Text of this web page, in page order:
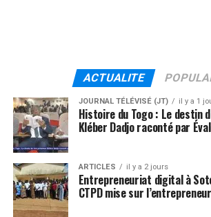
ACTUALITE
JOURNAL TÉLÉVISÉ (JT) il y a 1
Histoire du Togo : Le destin
Kléber Dadjo raconté par
ARTICLES il y a 2 jours
Entrepreneuriat digital à
CTPD mise sur